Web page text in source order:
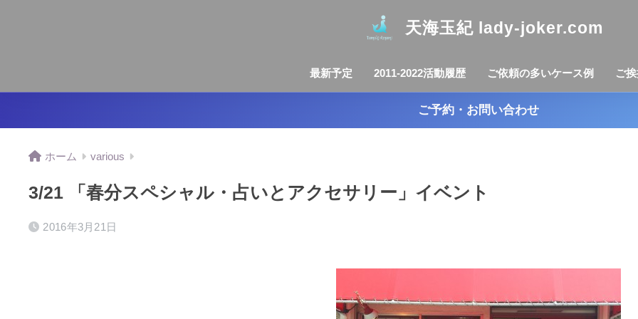
天海玉紀 lady-joker.com
最新予定 2011-2022活動履歴 ご依頼の多いケース例 ご
ご予約・お問い合わせ
ホーム various
3/21 「春分スペシャル・占いとアクセサリー」イベント
2016年3月21日